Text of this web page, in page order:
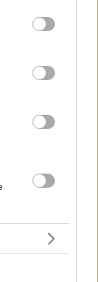
may click to
party tags to
below Google
από το
στο